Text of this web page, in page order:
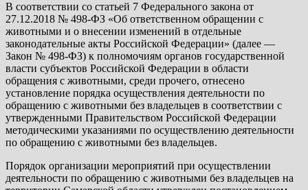
В соответствии со статьей 7 Федерального закона от
27.12.2018 № 498-ФЗ «Об ответственном обращении с
животными и о внесении изменений в отдельные
законодательные акты Российской Федерации» (далее —
Закон № 498-ФЗ) к полномочиям органов государственной
власти субъектов Российской Федерации в области
обращения с животными, среди прочего, отнесено
установление порядка осуществления деятельности по
обращению с животными без владельцев в соответствии с
утвержденными Правительством Российской Федерации
методическими указаниями по осуществлению деятельности
по обращению с животными без владельцев.
Порядок организации мероприятий при осуществлении
деятельности по обращению с животными без владельцев на